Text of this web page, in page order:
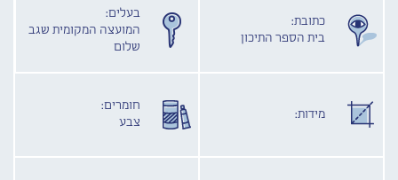
כתובת:
בית הספר התיכון
בעלים:
המועצה המקומית שגב
שלום
מידות:
חומרים:
צבע